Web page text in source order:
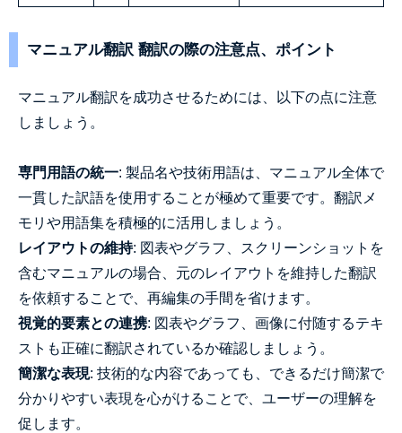
マニュアル翻訳 翻訳の際の注意点、ポイント
マニュアル翻訳を成功させるためには、以下の点に注意
しましょう。
専門用語の統一: 製品名や技術用語は、マニュアル全体で
一貫した訳語を使用することが極めて重要です。翻訳メ
モリや用語集を積極的に活用しましょう。
レイアウトの維持: 図表やグラフ、スクリーンショットを
含むマニュアルの場合、元のレイアウトを維持した翻訳
を依頼することで、再編集の手間を省けます。
視覚的要素との連携: 図表やグラフ、画像に付随するテキ
ストも正確に翻訳されているか確認しましょう。
簡潔な表現: 技術的な内容であっても、できるだけ簡潔で
分かりやすい表現を心がけることで、ユーザーの理解を
促します。